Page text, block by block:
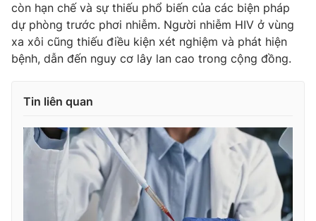
VTV Money VTV Thể thao
VTV Sức khoẻ Bất động sản
VTV4 Vươn mình bằng AI
VTV8
Liên hệ tòa soạn English
còn hạn chế và sự thiếu phổ biến của các biện pháp
dự phòng trước phơi nhiễm. Người nhiễm HIV ở vùng
xa xôi cũng thiếu điều kiện xét nghiệm và phát hiện
bệnh, dẫn đến nguy cơ lây lan cao trong cộng đồng.
Tin liên quan